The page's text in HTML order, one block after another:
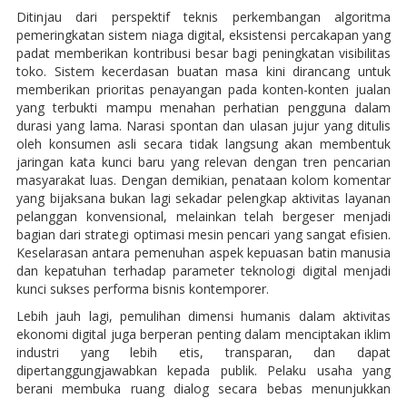
Ditinjau dari perspektif teknis perkembangan algoritma
pemeringkatan sistem niaga digital, eksistensi percakapan yang
padat memberikan kontribusi besar bagi peningkatan visibilitas
toko. Sistem kecerdasan buatan masa kini dirancang untuk
memberikan prioritas penayangan pada konten-konten jualan
yang terbukti mampu menahan perhatian pengguna dalam
durasi yang lama. Narasi spontan dan ulasan jujur yang ditulis
oleh konsumen asli secara tidak langsung akan membentuk
jaringan kata kunci baru yang relevan dengan tren pencarian
masyarakat luas. Dengan demikian, penataan kolom komentar
yang bijaksana bukan lagi sekadar pelengkap aktivitas layanan
pelanggan konvensional, melainkan telah bergeser menjadi
bagian dari strategi optimasi mesin pencari yang sangat efisien.
Keselarasan antara pemenuhan aspek kepuasan batin manusia
dan kepatuhan terhadap parameter teknologi digital menjadi
kunci sukses performa bisnis kontemporer.
Lebih jauh lagi, pemulihan dimensi humanis dalam aktivitas
ekonomi digital juga berperan penting dalam menciptakan iklim
industri yang lebih etis, transparan, dan dapat
dipertanggungjawabkan kepada publik. Pelaku usaha yang
berani membuka ruang dialog secara bebas menunjukkan